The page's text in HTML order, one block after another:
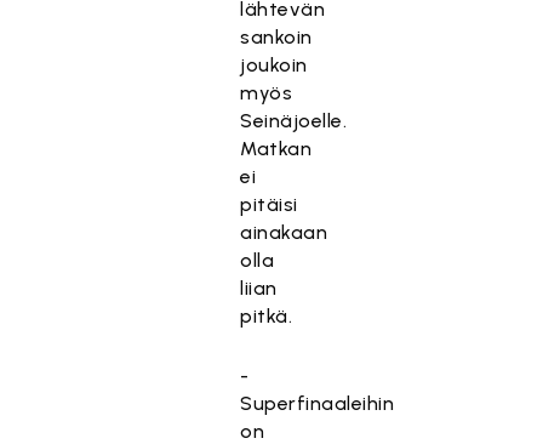
lähtevän
sankoin
joukoin
myös
Seinäjoelle.
Matkan
ei
pitäisi
ainakaan
olla
liian
pitkä.
-
Superfinaaleihin
on